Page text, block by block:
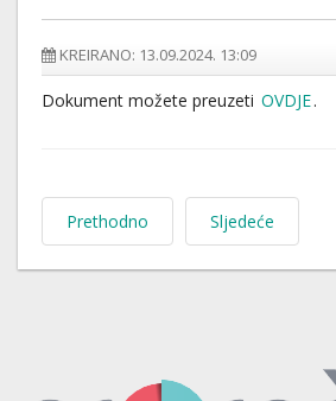
KREIRANO: 13.09.2024. 13:09
Dokument možete preuzeti OVDJE.
Prethodno Sljedeće